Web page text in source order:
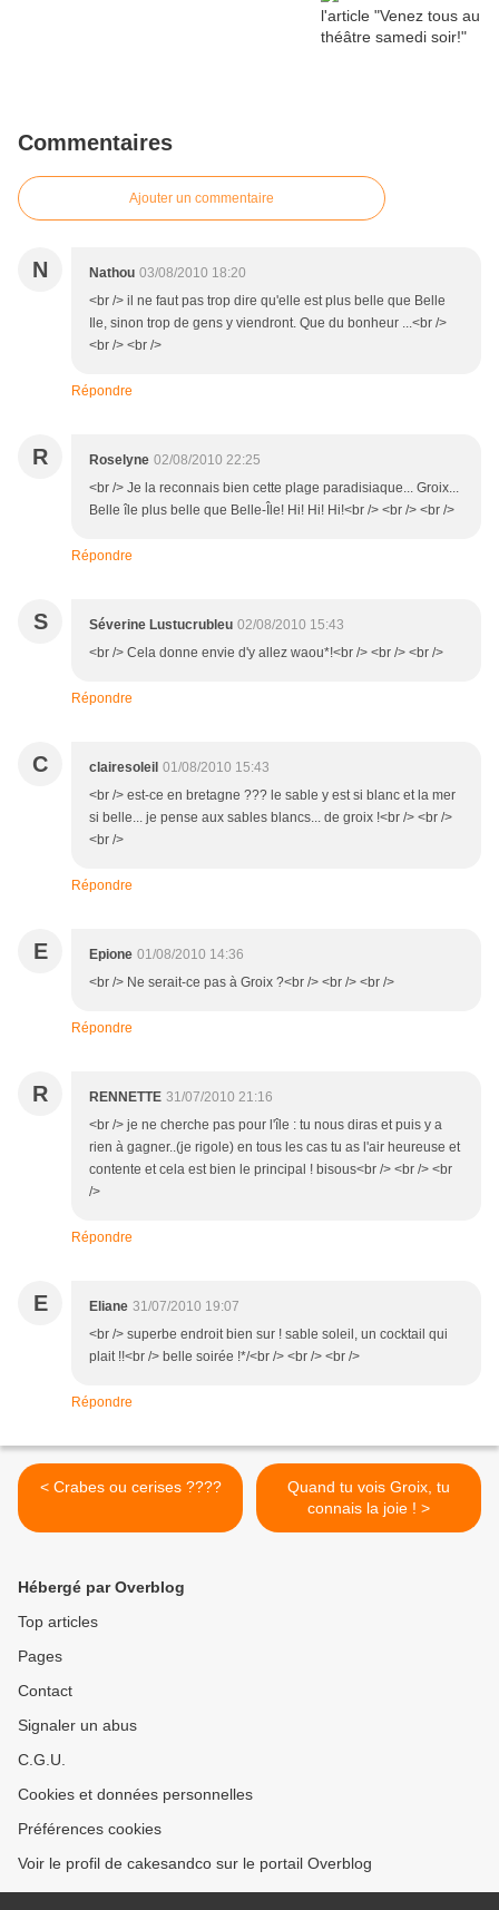
Commentaires
Ajouter un commentaire
N Nathou 03/08/2010 18:20
<br /> il ne faut pas trop dire qu'elle est plus belle que Belle
Ile, sinon trop de gens y viendront. Que du bonheur ...<br />
<br /> <br />
Répondre
R Roselyne 02/08/2010 22:25
<br /> Je la reconnais bien cette plage paradisiaque... Groix...
Belle île plus belle que Belle-Île! Hi! Hi! Hi!<br /> <br /> <br />
Répondre
S Séverine Lustucrubleu 02/08/2010 15:43
<br /> Cela donne envie d'y allez waou*!<br /> <br /> <br />
Répondre
C clairesoleil 01/08/2010 15:43
<br /> est-ce en bretagne ??? le sable y est si blanc et la mer
si belle... je pense aux sables blancs... de groix !<br /> <br />
<br />
Répondre
E Epione 01/08/2010 14:36
<br /> Ne serait-ce pas à Groix ?<br /> <br /> <br />
Répondre
R RENNETTE 31/07/2010 21:16
<br /> je ne cherche pas pour l'île : tu nous diras et puis y a
rien à gagner..(je rigole) en tous les cas tu as l'air heureuse et
contente et cela est bien le principal ! bisous<br /> <br /> <br
/>
Répondre
E Eliane 31/07/2010 19:07
<br /> superbe endroit bien sur ! sable soleil, un cocktail qui
plait !!<br /> belle soirée !*/<br /> <br /> <br />
Répondre
< Crabes ou cerises ????
Quand tu vois Groix, tu
connais la joie ! >
Hébergé par Overblog
Top articles
Pages
Contact
Signaler un abus
C.G.U.
Cookies et données personnelles
Préférences cookies
Voir le profil de cakesandco sur le portail Overblog